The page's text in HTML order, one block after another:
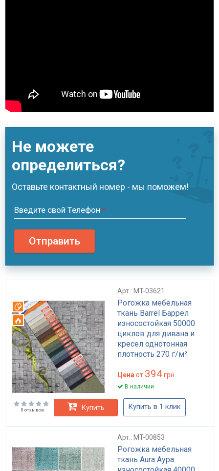
Не можете
определиться?
Оставьте контактный номер - мы поможем!
Введите свой Телефон *
Отправить
Арт.: MT-03621
Рогожка мебельная
ткань Barrel Баррел
износостойкая 50000
циклов для дивана и
кресел однотонная
плотность 270 г/м²
Вотерпруф
Огнестойкий
Цена от 394грн.
В наличии
0 отзывов Купить Купить в 1 клик
Арт.: MT-00853
Рогожка мебельная
ткань Aura Аура